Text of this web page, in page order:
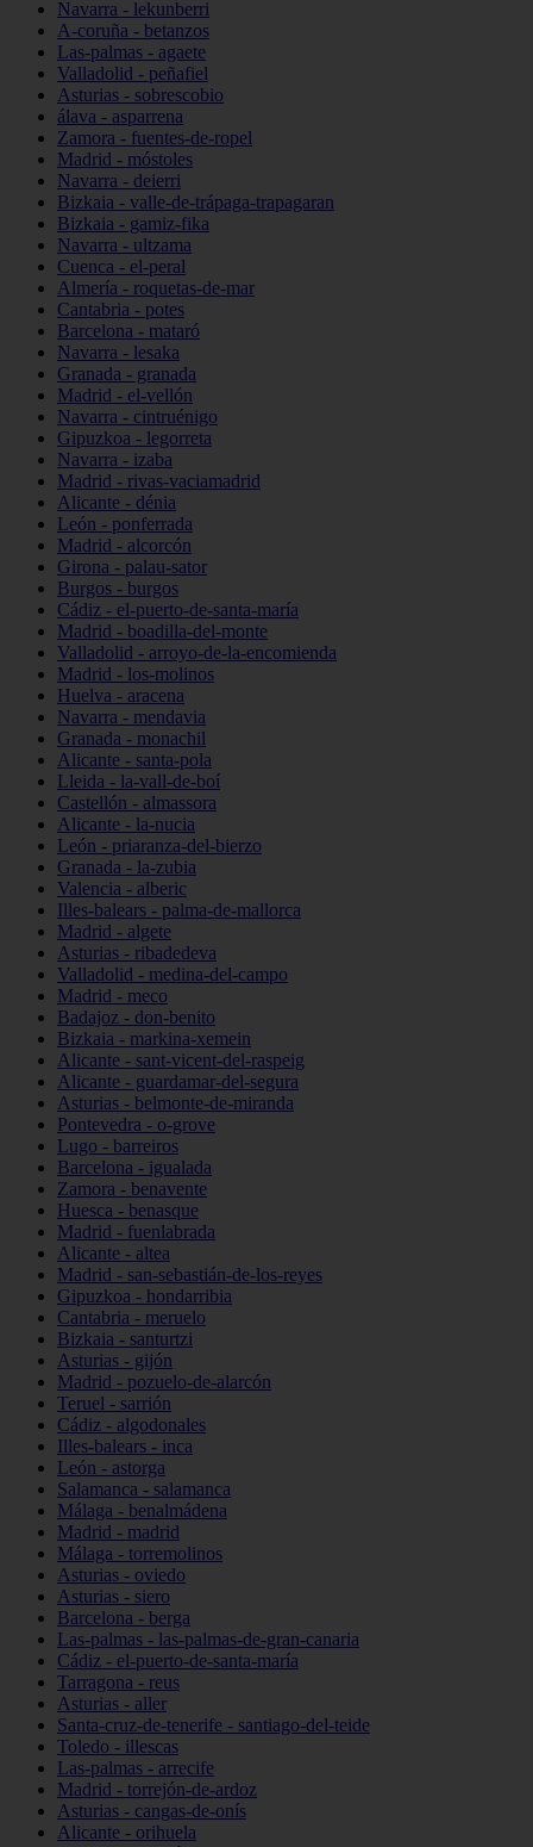
Navarra - lekunberri
A-coruña - betanzos
Las-palmas - agaete
Valladolid - peñafiel
Asturias - sobrescobio
álava - asparrena
Zamora - fuentes-de-ropel
Madrid - móstoles
Navarra - deierri
Bizkaia - valle-de-trápaga-trapagaran
Bizkaia - gamiz-fika
Navarra - ultzama
Cuenca - el-peral
Almería - roquetas-de-mar
Cantabria - potes
Barcelona - mataró
Navarra - lesaka
Granada - granada
Madrid - el-vellón
Navarra - cintruénigo
Gipuzkoa - legorreta
Navarra - izaba
Madrid - rivas-vaciamadrid
Alicante - dénia
León - ponferrada
Madrid - alcorcón
Girona - palau-sator
Burgos - burgos
Cádiz - el-puerto-de-santa-maría
Madrid - boadilla-del-monte
Valladolid - arroyo-de-la-encomienda
Madrid - los-molinos
Huelva - aracena
Navarra - mendavia
Granada - monachil
Alicante - santa-pola
Lleida - la-vall-de-boí
Castellón - almassora
Alicante - la-nucia
León - priaranza-del-bierzo
Granada - la-zubia
Valencia - alberic
Illes-balears - palma-de-mallorca
Madrid - algete
Asturias - ribadedeva
Valladolid - medina-del-campo
Madrid - meco
Badajoz - don-benito
Bizkaia - markina-xemein
Alicante - sant-vicent-del-raspeig
Alicante - guardamar-del-segura
Asturias - belmonte-de-miranda
Pontevedra - o-grove
Lugo - barreiros
Barcelona - igualada
Zamora - benavente
Huesca - benasque
Madrid - fuenlabrada
Alicante - altea
Madrid - san-sebastián-de-los-reyes
Gipuzkoa - hondarribia
Cantabria - meruelo
Bizkaia - santurtzi
Asturias - gijón
Madrid - pozuelo-de-alarcón
Teruel - sarrión
Cádiz - algodonales
Illes-balears - inca
León - astorga
Salamanca - salamanca
Málaga - benalmádena
Madrid - madrid
Málaga - torremolinos
Asturias - oviedo
Asturias - siero
Barcelona - berga
Las-palmas - las-palmas-de-gran-canaria
Cádiz - el-puerto-de-santa-maría
Tarragona - reus
Asturias - aller
Santa-cruz-de-tenerife - santiago-del-teide
Toledo - illescas
Las-palmas - arrecife
Madrid - torrejón-de-ardoz
Asturias - cangas-de-onís
Alicante - orihuela